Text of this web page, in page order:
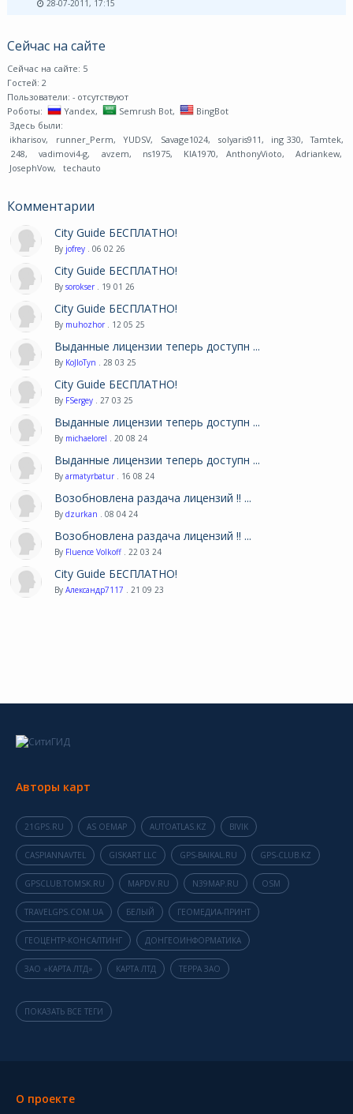
28-07-2011, 17:15
Сейчас на сайте
Сейчас на сайте: 5
Гостей: 2
Пользователи: - отсутствуют
Роботы:
Yandex, Semrush Bot,
BingBot
Здесь были:
ikharisov, runner_Perm, YUDSV, Savage1024, solyaris911, ing 330, Tamtek,
248, vadimovi4-g, avzem, ns1975, KIA1970, AnthonyVioto, Adriankew,
JosephVow, techauto
Комментарии
City Guide БЕСПЛАТНО!
By jofrey . 06 02 26
City Guide БЕСПЛАТНО!
By sorokser . 19 01 26
City Guide БЕСПЛАТНО!
By muhozhor . 12 05 25
Выданные лицензии теперь доступн ...
By KoJIoTyn . 28 03 25
City Guide БЕСПЛАТНО!
By FSergey . 27 03 25
Выданные лицензии теперь доступн ...
By michaelorel . 20 08 24
Выданные лицензии теперь доступн ...
By armatyrbatur . 16 08 24
Возобновлена раздача лицензий !! ...
By dzurkan . 08 04 24
Возобновлена раздача лицензий !! ...
By Fluence Volkoff . 22 03 24
City Guide БЕСПЛАТНО!
By Александр7117 . 21 09 23
Авторы карт
21GPS.RU AS OEMAP AUTOATLAS.KZ BIVIK
CASPIANNAVTEL GISKART LLC GPS-BAIKAL.RU GPS-CLUB.KZ
GPSCLUB.TOMSK.RU MAPDV.RU N39MAP.RU OSM
TRAVELGPS.COM.UA БЕЛЫЙ ГЕОМЕДИА-ПРИНТ
ГЕОЦЕНТР-КОНСАЛТИНГ ДОНГЕОИНФОРМАТИКА
ЗАО «КАРТА ЛТД» КАРТА ЛТД ТЕРРА ЗАО
ПОКАЗАТЬ ВСЕ ТЕГИ
О проекте